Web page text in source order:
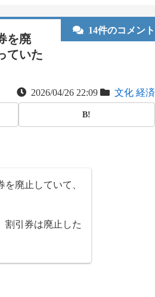
14件のコメント
を廃
ていた
2026/04/26 22:09 文化 経済
B!
廃止していて、
割引券は廃止した